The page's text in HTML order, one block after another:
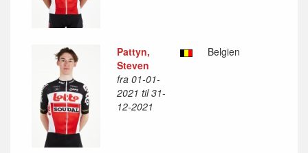
Pattyn,
Steven
fra 01-01-
2021 til 31-
12-2021
Belgien